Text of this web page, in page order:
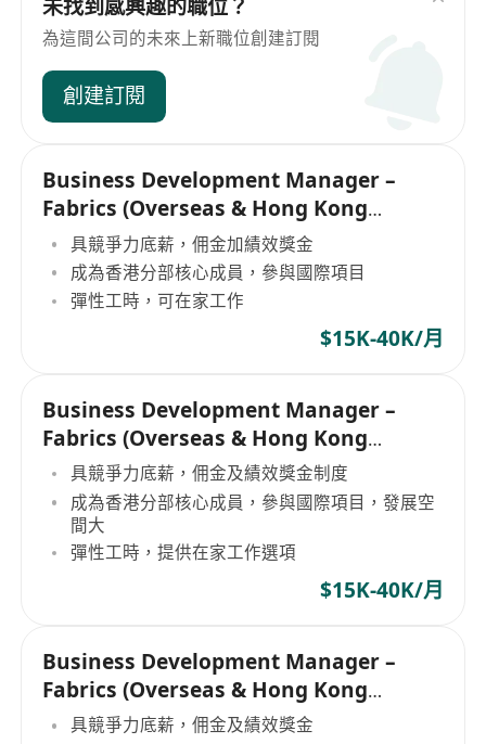
未找到感興趣的職位？
為這間公司的未來上新職位創建訂閱
創建訂閱
Business Development Manager –
Fabrics (Overseas & Hong Kong
Markets
具競爭力底薪，佣金加績效獎金
成為香港分部核心成員，參與國際項目
彈性工時，可在家工作
$15K-40K/月
Business Development Manager –
Fabrics (Overseas & Hong Kong
Markets
具競爭力底薪，佣金及績效獎金制度
成為香港分部核心成員，參與國際項目，發展空
間大
彈性工時，提供在家工作選項
$15K-40K/月
Business Development Manager –
Fabrics (Overseas & Hong Kong
Markets
具競爭力底薪，佣金及績效獎金